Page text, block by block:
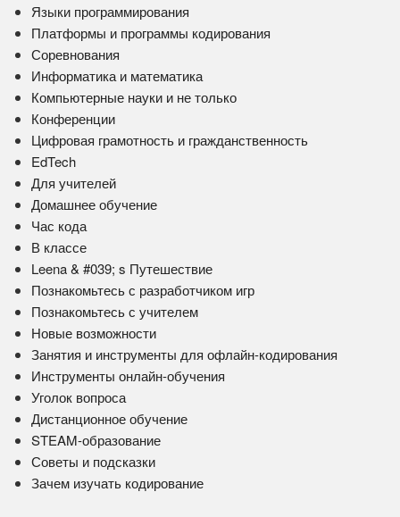
Языки программирования
Платформы и программы кодирования
Соревнования
Информатика и математика
Компьютерные науки и не только
Конференции
Цифровая грамотность и гражданственность
EdTech
Для учителей
Домашнее обучение
Час кода
В классе
Leena & #039; s Путешествие
Познакомьтесь с разработчиком игр
Познакомьтесь с учителем
Новые возможности
Занятия и инструменты для офлайн-кодирования
Инструменты онлайн-обучения
Уголок вопроса
Дистанционное обучение
STEAM-образование
Советы и подсказки
Зачем изучать кодирование